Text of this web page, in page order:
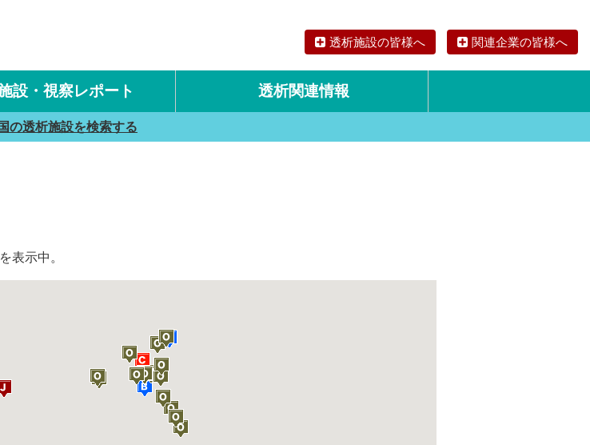
透析施設の皆様へ 関連企業の皆様へ
設・視察レポート
旅行透析レポート
旅行透析レポート
透析関連情報
の透析施設を検索する
表示中。